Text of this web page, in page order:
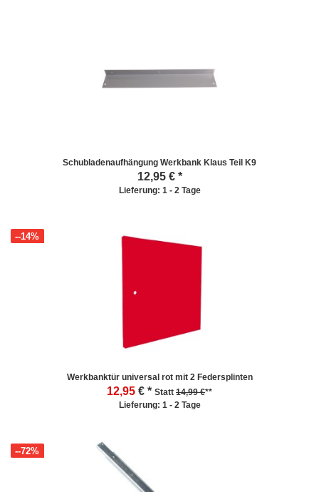
Schubladenaufhängung Werkbank Klaus Teil K9
12,95€ *
Lieferung: 1 - 2 Tage
Werkbanktür universal rot mit 2 Federsplinten
12,95
--14%
€ * Statt 14,99 €**
Lieferung: 1 - 2 Tage
--72%